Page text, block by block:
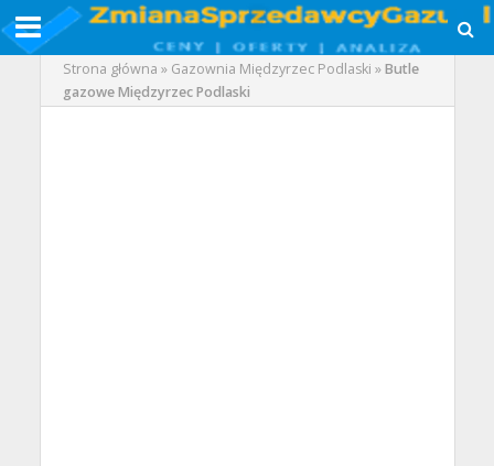
Strona główna » Gazownia Międzyrzec Podlaski »Butle
gazowe Międzyrzec Podlaski